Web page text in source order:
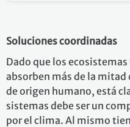
Soluciones coordinadas
Dado que los
absorben más de la mitad
de origen humano, está
sistemas debe ser un
por el clima. Al mismo